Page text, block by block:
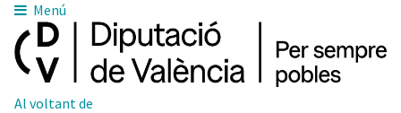
Menú
Al voltant de